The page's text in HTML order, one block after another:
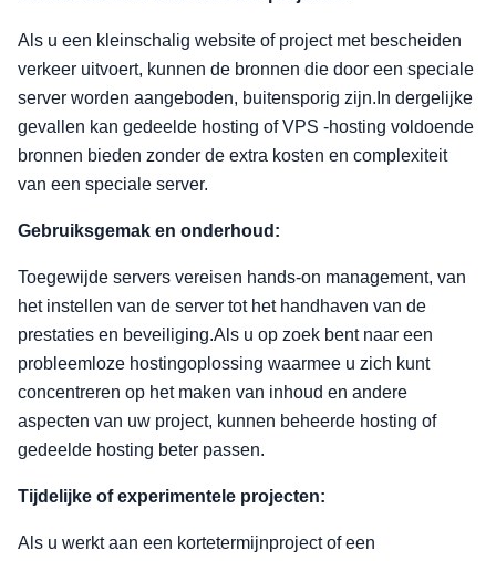
Als u een kleinschalig website of project met bescheiden
verkeer uitvoert, kunnen de bronnen die door een speciale
server worden aangeboden, buitensporig zijn.In dergelijke
gevallen kan gedeelde hosting of VPS -hosting voldoende
bronnen bieden zonder de extra kosten en complexiteit
van een speciale server.
Gebruiksgemak en onderhoud:
Toegewijde servers vereisen hands-on management, van
het instellen van de server tot het handhaven van de
prestaties en beveiliging.Als u op zoek bent naar een
probleemloze hostingoplossing waarmee u zich kunt
concentreren op het maken van inhoud en andere
aspecten van uw project, kunnen beheerde hosting of
gedeelde hosting beter passen.
Tijdelijke of experimentele projecten:
Als u werkt aan een kortetermijnproject of een